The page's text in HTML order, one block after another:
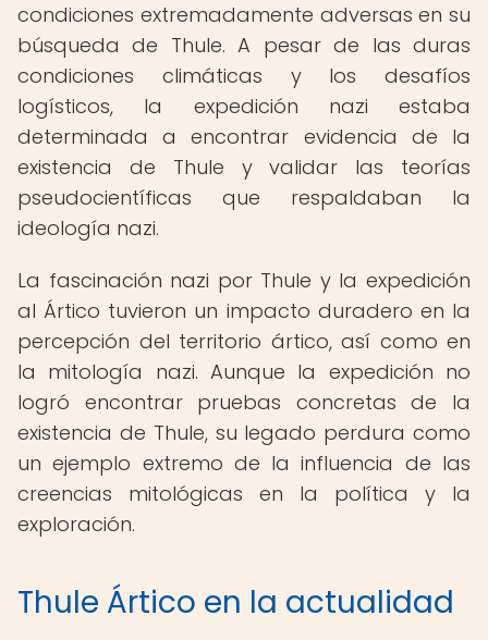
condiciones extremadamente adversas en su
búsqueda de Thule. A pesar de las duras
condiciones climáticas y los desafíos
logísticos, la expedición nazi estaba
determinada a encontrar evidencia de la
existencia de Thule y validar las teorías
pseudocientíficas que respaldaban la
ideología nazi.
La fascinación nazi por Thule y la expedición
al Ártico tuvieron un impacto duradero en la
percepción del territorio ártico, así como en
la mitología nazi. Aunque la expedición no
logró encontrar pruebas concretas de la
existencia de Thule, su legado perdura como
un ejemplo extremo de la influencia de las
creencias mitológicas en la política y la
exploración.
Thule Ártico en la actualidad